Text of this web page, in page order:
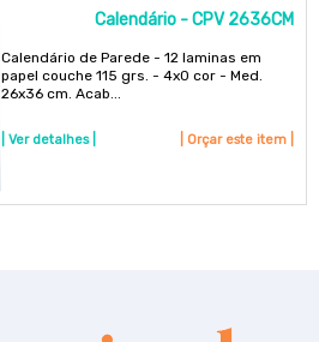
Calendário - CPV 2636CM
Calendário de Parede - 12 laminas em
papel couche 115 grs. - 4x0 cor - Med.
26x36 cm. Acab...
| Ver detalhes | | Orçar este item |